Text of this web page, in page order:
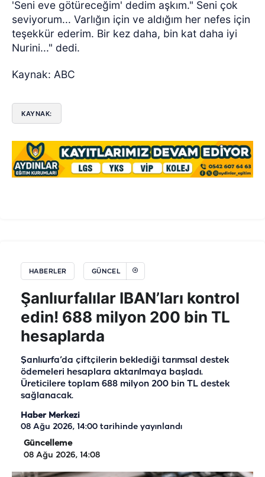
'Seni eve götüreceğim' dedim aşkım." Seni çok
seviyorum... Varlığın için ve aldığım her nefes için
teşekkür ederim. Bir kez daha, bin kat daha iyi
Nurini..." dedi.
Kaynak: ABC
KAYNAK:
HABERLER GÜNCEL
Şanlıurfalılar IBAN’ları kontrol
edin! 688 milyon 200 bin TL
hesaplarda
Şanlıurfa’da çiftçilerin beklediği tarımsal destek
ödemeleri hesaplara aktarılmaya başladı.
Üreticilere toplam 688 milyon 200 bin TL destek
sağlanacak.
Haber Merkezi
08 Ağu 2026, 14:00 tarihinde yayınlandı
Güncelleme
08 Ağu 2026, 14:08